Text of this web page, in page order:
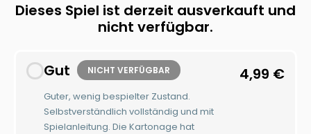
Dieses Spiel ist derzeit ausverkauft und
nicht verfügbar.
Gut NICHT VERFÜGBAR
Guter, wenig bespielter Zustand.
Selbstverständlich vollständig und mit
Spielanleitung. Die Kartonage hat
4,99 €